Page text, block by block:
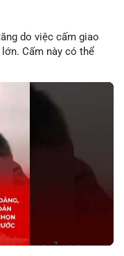
do việc cấm giao
Cấm này có thể
hướng tập trung
phí hoặc điều chỉnh
hưởng đến thị trường
tương lai.